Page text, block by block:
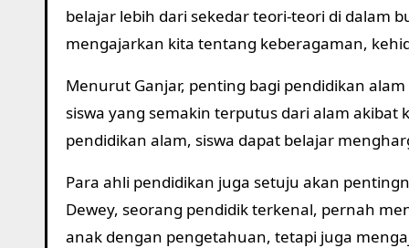
belajar lebih dari sekedar teori-teori di dalam
mengajarkan kita tentang keberagaman,
Menurut Ganjar, penting bagi pendidikan
siswa yang semakin terputus dari alam
pendidikan alam, siswa dapat belajar
Para ahli pendidikan juga setuju akan
Dewey, seorang pendidik terkenal, pernah
anak dengan pengetahuan, tetapi juga